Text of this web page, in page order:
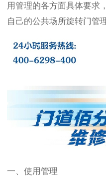
用管理的各方面具体要求
自己的公共场所旋转门管
一、使用管理